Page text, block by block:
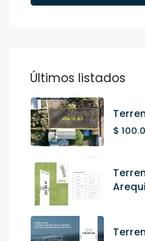
Últimos listados
$